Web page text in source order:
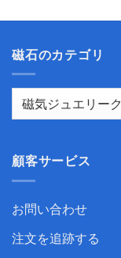
磁石のカテゴリ
顧客サービス
お問い合わせ
注文を追跡する